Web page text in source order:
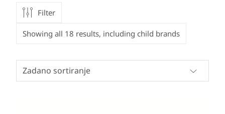
Filter
Showing all 18 results, including child brands